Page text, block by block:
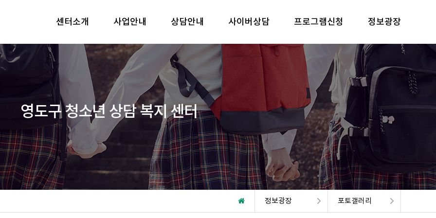
센터소개 사업안내 상담안내 사이버상담 프로그램신청 정보광장
영도구 청소년 상담 복지 센터
정보광장 포토갤러리